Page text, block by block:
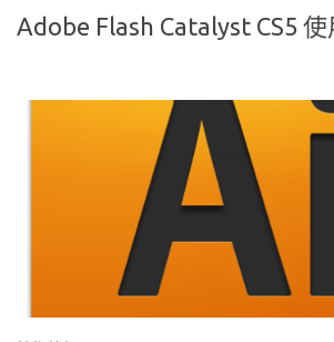
Adobe Flash Catalyst CS5